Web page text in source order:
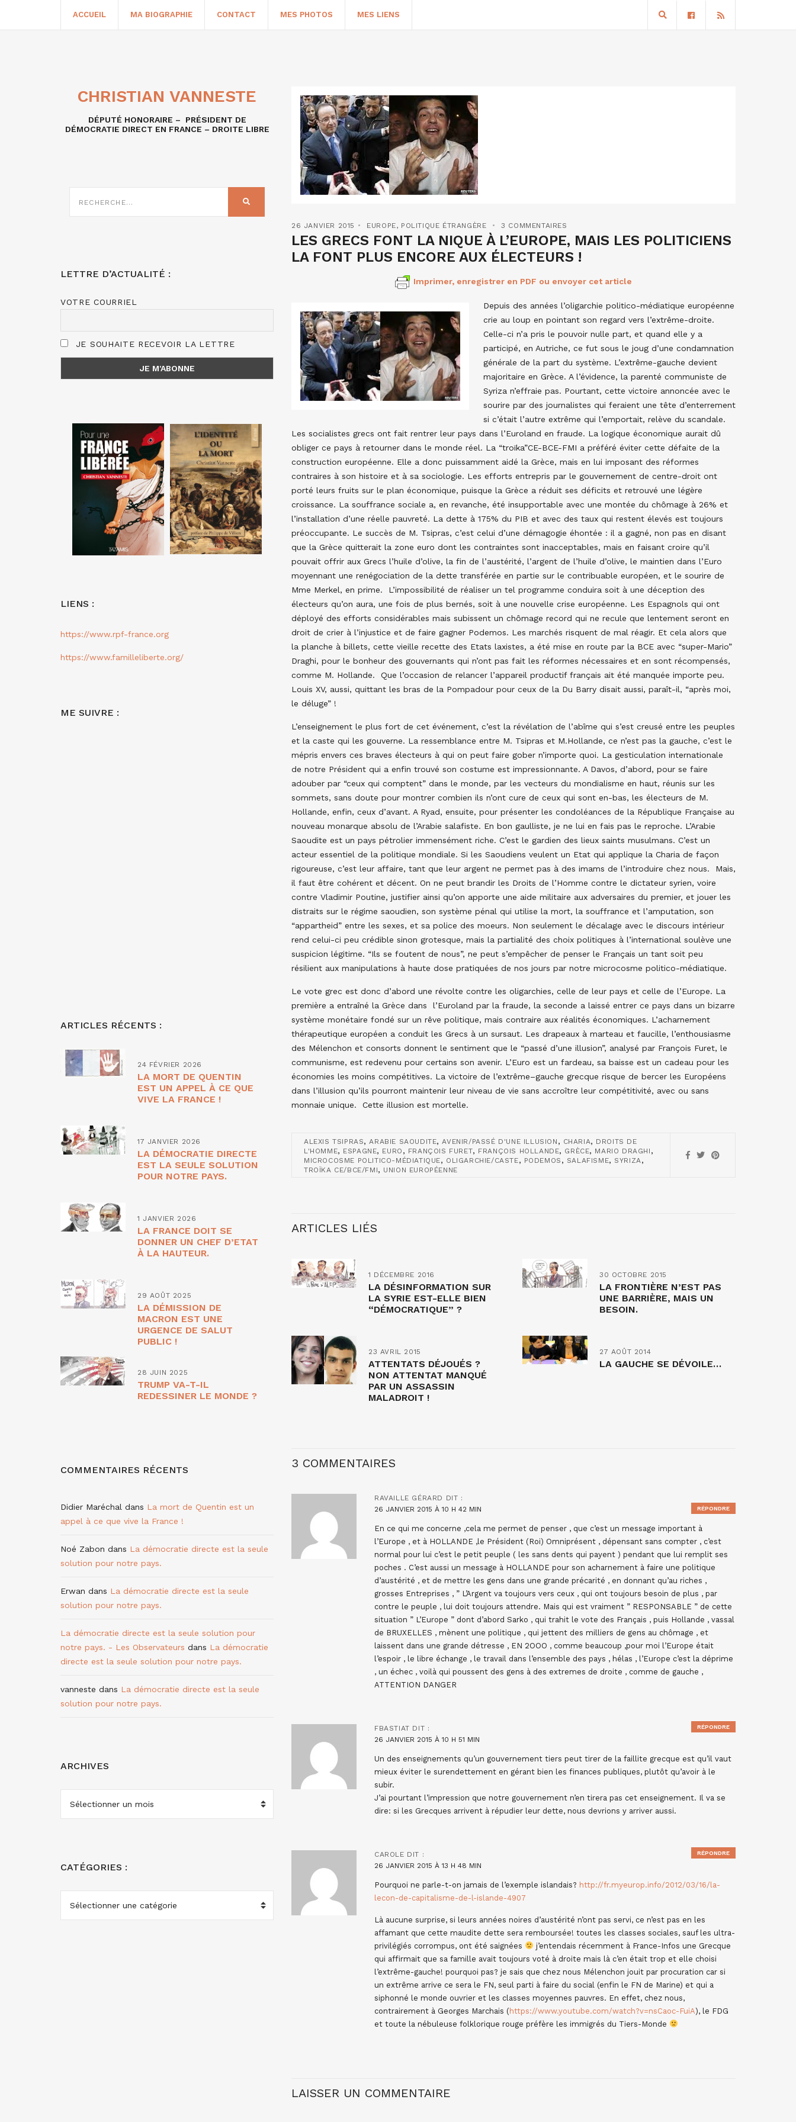
ACCUEIL MA BIOGRAPHIE CONTACT MES PHOTOS MES LIENS
26 JANVIER 2015 EUROPE, POLITIQUE ÉTRANGÈRE 3 COMMENTAIRES
LES GRECS FONT LA NIQUE À L’EUROPE, MAIS LES POLITICIENS
LA FONT PLUS ENCORE AUX ÉLECTEURS !
Imprimer, enregistrer en PDF ou envoyer cet article
Depuis des années l’oligarchie politico-médiatique européenne
crie au loup en pointant son regard vers l’extrême-droite.
Celle-ci n’a pris le pouvoir nulle part, et quand elle y a
participé, en Autriche, ce fut sous le joug d’une condamnation
générale de la part du système. L’extrême-gauche devient
majoritaire en Grèce. A l’évidence, la parenté communiste de
Syriza n’effraie pas. Pourtant, cette victoire annoncée avec le
sourire par des journalistes qui feraient une tête d’enterrement
si c’était l’autre extrême qui l’emportait, relève du scandale.
Les socialistes grecs ont fait rentrer leur pays dans l’Euroland en fraude. La logique économique aurait dû
obliger ce pays à retourner dans le monde réel. La “troïka”CE-BCE-FMI a préféré éviter cette défaite de la
construction européenne. Elle a donc puissamment aidé la Grèce, mais en lui imposant des réformes
contraires à son histoire et à sa sociologie. Les efforts entrepris par le gouvernement de centre-droit ont
porté leurs fruits sur le plan économique, puisque la Grèce a réduit ses déficits et retrouvé une légère
croissance. La souffrance sociale a, en revanche, été insupportable avec une montée du chômage à 26% et
l’installation d’une réelle pauvreté. La dette à 175% du PIB et avec des taux qui restent élevés est toujours
préoccupante. Le succès de M. Tsipras, c’est celui d’une démagogie éhontée : il a gagné, non pas en disant
que la Grèce quitterait la zone euro dont les contraintes sont inacceptables, mais en faisant croire qu’il
pouvait offrir aux Grecs l’huile d’olive, la fin de l’austérité, l’argent de l’huile d’olive, le maintien dans l’Euro
moyennant une renégociation de la dette transférée en partie sur le contribuable européen, et le sourire de
Mme Merkel, en prime. L’impossibilité de réaliser un tel programme conduira soit à une déception des
électeurs qu’on aura, une fois de plus bernés, soit à une nouvelle crise européenne. Les Espagnols qui ont
déployé des efforts considérables mais subissent un chômage record qui ne recule que lentement seront en
droit de crier à l’injustice et de faire gagner Podemos. Les marchés risquent de mal réagir. Et cela alors que
la planche à billets, cette vieille recette des Etats laxistes, a été mise en route par la BCE avec “super-Mario”
Draghi, pour le bonheur des gouvernants qui n’ont pas fait les réformes nécessaires et en sont récompensés,
comme M. Hollande. Que l’occasion de relancer l’appareil productif français ait été manquée importe peu.
Louis XV, aussi, quittant les bras de la Pompadour pour ceux de la Du Barry disait aussi, paraît-il, “après moi,
le déluge” !
L’enseignement le plus fort de cet événement, c’est la révélation de l’abîme qui s’est creusé entre les peuples
et la caste qui les gouverne. La ressemblance entre M. Tsipras et M.Hollande, ce n’est pas la gauche, c’est le
mépris envers ces braves électeurs à qui on peut faire gober n’importe quoi. La gesticulation internationale
de notre Président qui a enfin trouvé son costume est impressionnante. A Davos, d’abord, pour se faire
adouber par “ceux qui comptent” dans le monde, par les vecteurs du mondialisme en haut, réunis sur les
sommets, sans doute pour montrer combien ils n’ont cure de ceux qui sont en-bas, les électeurs de M.
Hollande, enfin, ceux d’avant. A Ryad, ensuite, pour présenter les condoléances de la République Française au
nouveau monarque absolu de l’Arabie salafiste. En bon gaulliste, je ne lui en fais pas le reproche. L’Arabie
Saoudite est un pays pétrolier immensément riche. C’est le gardien des lieux saints musulmans. C’est un
acteur essentiel de la politique mondiale. Si les Saoudiens veulent un Etat qui applique la Charia de façon
rigoureuse, c’est leur affaire, tant que leur argent ne permet pas à des imams de l’introduire chez nous. Mais,
il faut être cohérent et décent. On ne peut brandir les Droits de l’Homme contre le dictateur syrien, voire
contre Vladimir Poutine, justifier ainsi qu’on apporte une aide militaire aux adversaires du premier, et jouer les
distraits sur le régime saoudien, son système pénal qui utilise la mort, la souffrance et l’amputation, son
“appartheid” entre les sexes, et sa police des moeurs. Non seulement le décalage avec le discours intérieur
rend celui-ci peu crédible sinon grotesque, mais la partialité des choix politiques à l’international soulève une
suspicion légitime. “Ils se foutent de nous”, ne peut s’empêcher de penser le Français un tant soit peu
résilient aux manipulations à haute dose pratiquées de nos jours par notre microcosme politico-médiatique.
Le vote grec est donc d’abord une révolte contre les oligarchies, celle de leur pays et celle de l’Europe. La
première a entraîné la Grèce dans l’Euroland par la fraude, la seconde a laissé entrer ce pays dans un bizarre
système monétaire fondé sur un rêve politique, mais contraire aux réalités économiques. L’acharnement
thérapeutique européen a conduit les Grecs à un sursaut. Les drapeaux à marteau et faucille, l’enthousiasme
des Mélenchon et consorts donnent le sentiment que le “passé d’une illusion”, analysé par François Furet, le
communisme, est redevenu pour certains son avenir. L’Euro est un fardeau, sa baisse est un cadeau pour les
économies les moins compétitives. La victoire de l’extrême–gauche grecque risque de bercer les Européens
dans l’illusion qu’ils pourront maintenir leur niveau de vie sans accroître leur compétitivité, avec ou sans
monnaie unique. Cette illusion est mortelle.
ALEXIS TSIPRAS, ARABIE SAOUDITE, AVENIR/PASSÉ D'UNE ILLUSION , CHARIA, DROITS DE
L'HOMME, ESPAGNE, EURO , FRANÇOIS FURET, FRANÇOIS HOLLANDE, GRÈCE, MARIO DRAGHI ,
MICROCOSME POLITICO-MÉDIATIQUE, OLIGARCHIE/CASTE, PODEMOS , SALAFISME, SYRIZA,
TROÏKA CE/BCE/FMI, UNION EUROPÉENNE
ARTICLES LIÉS
1 DÉCEMBRE 2016
LA DÉSINFORMATION SUR
LA SYRIE EST-ELLE BIEN
“DÉMOCRATIQUE” ?
30 OCTOBRE 2015
LA FRONTIÈRE N’EST PAS
UNE BARRIÈRE, MAIS UN
BESOIN.
23 AVRIL 2015
ATTENTATS DÉJOUÉS ?
NON ATTENTAT MANQUÉ
PAR UN ASSASSIN
MALADROIT !
27 AOÛT 2014
LA GAUCHE SE DÉVOILE…
3 COMMENTAIRES
RAVAILLE GÉRARD DIT :
26 JANVIER 2015 À 10 H 42 MIN
En ce qui me concerne ,cela me permet de penser , que c’est un message important à
l’Europe , et à HOLLANDE ,le Président (Roi) Omniprésent , dépensant sans compter , c’est
normal pour lui c’est le petit peuple ( les sans dents qui payent ) pendant que lui remplit ses
poches . C’est aussi un message à HOLLANDE pour son acharnement à faire une politique
d’austérité , et de mettre les gens dans une grande précarité , en donnant qu’au riches ,
grosses Entreprises , ” L’Argent va toujours vers ceux , qui ont toujours besoin de plus , par
contre le peuple , lui doit toujours attendre. Mais qui est vraiment ” RESPONSABLE ” de cette
situation ” L’Europe ” dont d’abord Sarko , qui trahit le vote des Français , puis Hollande , vassal
de BRUXELLES , mènent une politique , qui jettent des milliers de gens au chômage , et
laissent dans une grande détresse , EN 2OOO , comme beaucoup ,pour moi l’Europe était
l’espoir , le libre échange , le travail dans l’ensemble des pays , hélas , l’Europe c’est la déprime
, un échec , voilà qui poussent des gens à des extremes de droite , comme de gauche ,
ATTENTION DANGER
RÉPONDRE
FBASTIAT DIT :
26 JANVIER 2015 À 10 H 51 MIN
Un des enseignements qu’un gouvernement tiers peut tirer de la faillite grecque est qu’il vaut
mieux éviter le surendettement en gérant bien les finances publiques, plutôt qu’avoir à le
subir.
J’ai pourtant l’impression que notre gouvernement n’en tirera pas cet enseignement. Il va se
dire: si les Grecques arrivent à répudier leur dette, nous devrions y arriver aussi.
RÉPONDRE
CAROLE DIT :
26 JANVIER 2015 À 13 H 48 MIN
Pourquoi ne parle-t-on jamais de l’exemple islandais? http://fr.myeurop.info/2012/03/16/la-
lecon-de-capitalisme-de-l-islande-4907
Là aucune surprise, si leurs années noires d’austérité n’ont pas servi, ce n’est pas en les
affamant que cette maudite dette sera remboursée! toutes les classes sociales, sauf les ultra-
privilégiés corrompus, ont été saignées
j’entendais récemment à France-Infos une Grecque
qui affirmait que sa famille avait toujours voté à droite mais là c’en était trop et elle choisi
l’extrême-gauche! pourquoi pas? je sais que chez nous Mélenchon jouit par procuration car si
un extrême arrive ce sera le FN, seul parti à faire du social (enfin le FN de Marine) et qui a
siphonné le monde ouvrier et les classes moyennes pauvres. En effet, chez nous,
contrairement à Georges Marchais ( https://www.youtube.com/watch?v=nsCaoc-FuiA), le FDG
et toute la nébuleuse folklorique rouge préfère les immigrés du Tiers-Monde
RÉPONDRE
LAISSER UN COMMENTAIRE
CHRISTIAN VANNESTE
DÉPUTÉ HONORAIRE – PRÉSIDENT DE
DÉMOCRATIE DIRECT EN FRANCE – DROITE LIBRE
SUR
LETTRE D’ACTUALITÉ :
VOTRE COURRIEL
JE SOUHAITE RECEVOIR LA LETTRE
LIENS :
https://www.rpf-france.org
https://www.familleliberte.org/
ME SUIVRE :
ARTICLES RÉCENTS :
24 FÉVRIER 2026
LA MORT DE QUENTIN
EST UN APPEL À CE QUE
VIVE LA FRANCE !
17 JANVIER 2026
LA DÉMOCRATIE DIRECTE
EST LA SEULE SOLUTION
POUR NOTRE PAYS.
1 JANVIER 2026
LA FRANCE DOIT SE
DONNER UN CHEF D’ETAT
À LA HAUTEUR.
29 AOÛT 2025
LA DÉMISSION DE
MACRON EST UNE
URGENCE DE SALUT
PUBLIC !
28 JUIN 2025
TRUMP VA-T-IL
REDESSINER LE MONDE ?
COMMENTAIRES RÉCENTS
Didier Maréchal dans La mort de Quentin est un
appel à ce que vive la France !
Noé Zabon dans La démocratie directe est la seule
solution pour notre pays.
Erwan dans La démocratie directe est la seule
solution pour notre pays.
La démocratie directe est la seule solution pour
notre pays. - Les Observateurs dans La démocratie
directe est la seule solution pour notre pays.
vanneste dans La démocratie directe est la seule
solution pour notre pays.
ARCHIVES
ARCHIVES
CATÉGORIES :
CATÉGORIES